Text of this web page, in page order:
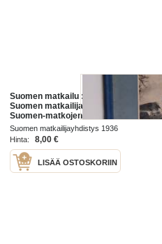
Suomen matkailu : kuvateos :
Suomen matkailijayhdistyksen ja
Suomen-matkojen
äänenkannattaja
Suomen matkailijayhdistys 1936
Hinta:
8,00 €
LISÄÄ OSTOSKORIIN